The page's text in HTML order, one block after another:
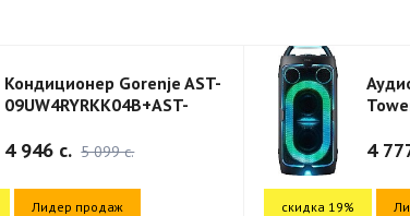
AST-
Аудиосистема Sound
Tower MX-ST50F/RU
4 777 c. 4 925 c.
Лидер продаж